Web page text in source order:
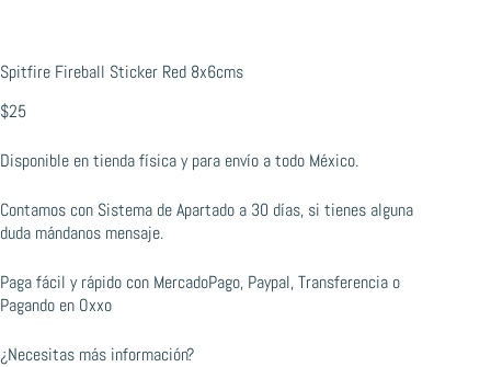
Spitfire Fireball Sticker Red 8x6cms
$25
Disponible en tienda física y para envío a todo México.
Contamos con Sistema de Apartado a 30 días, si tienes alguna
duda mándanos mensaje.
Paga fácil y rápido con MercadoPago, Paypal, Transferencia o
Pagando en Oxxo
¿Necesitas más información?